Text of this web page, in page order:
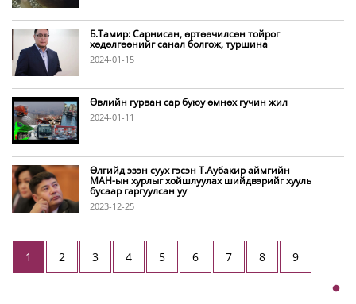
Б.Тамир: Сарнисан, өртөөчилсөн тойрог
хөдөлгөөнийг санал болгож, туршина
2024-01-15
Өвлийн гурван сар буюу өмнөх гучин жил
2024-01-11
Өлгийд эзэн суух гэсэн Т.Аубакир аймгийн
МАН-ын хурлыг хойшлуулах шийдвэрийг хууль
бусаар гаргуулсан уу
2023-12-25
1 2 3 4 5 6 7 8 9